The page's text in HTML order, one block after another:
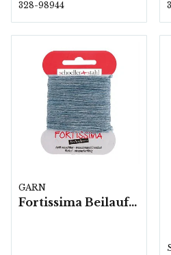
328-98944
GARN
Fortissima Beilaufgarn Stoppgarn, 10x5 gram/fp.